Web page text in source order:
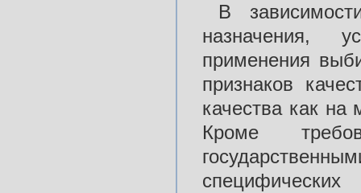
В
назначения,
применения
признаков
качества как на
Кроме